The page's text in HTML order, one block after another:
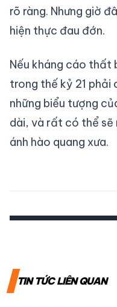
rõ ràng. Nhưng giờ
hiện thực đau đớn.
Nếu kháng cáo thất
trong thế kỷ 21 phải
những biểu tượng
dài, và rất có thể sẽ
ánh hào quang xưa.
TIN TỨC LIÊN QUAN